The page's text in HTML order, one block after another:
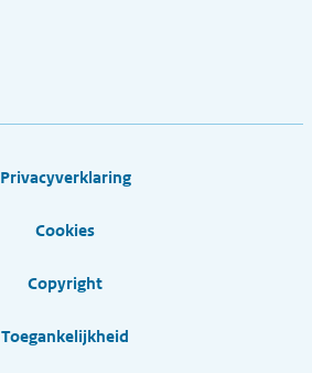
Privacyverklaring
Cookies
Copyright
Toegankelijkheid